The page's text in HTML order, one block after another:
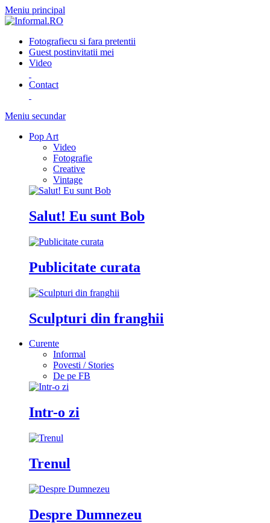
Meniu principal
Fotografiecu si fara pretentii
Guest postinvitatii mei
Video
Contact
Meniu secundar
Pop Art
Video
Fotografie
Creative
Vintage
Salut! Eu sunt Bob
Publicitate curata
Sculpturi din franghii
Curente
Informal
Povesti / Stories
De pe FB
Intr-o zi
Trenul
Despre Dumnezeu